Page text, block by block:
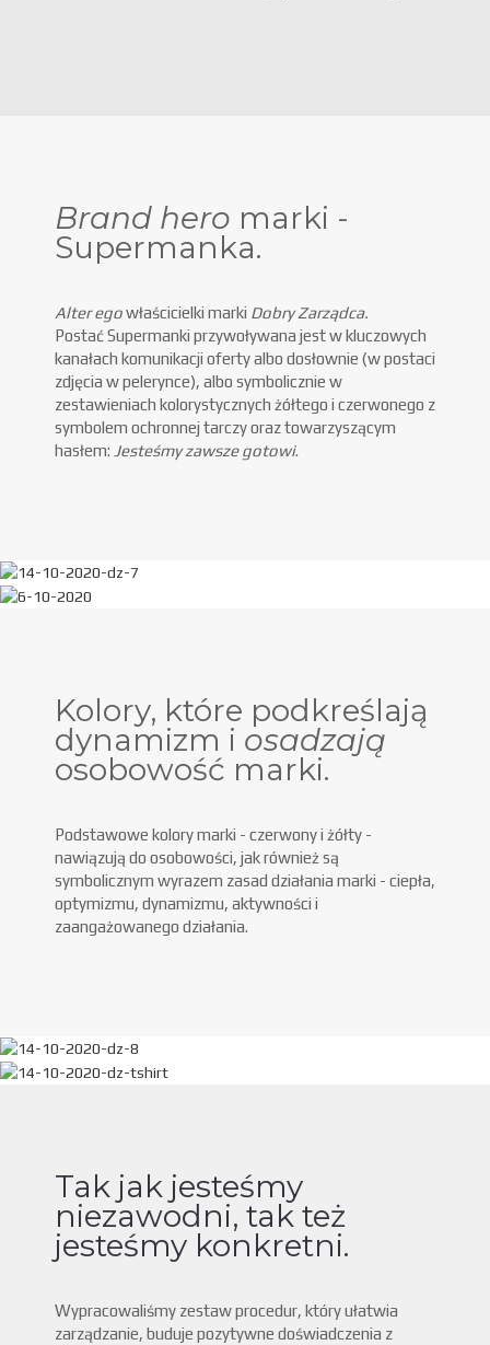
Brand hero marki -
Supermanka.
Alter egowłaścicielki marki Dobry Zarządca.
Postać Supermanki przywoływana jest w kluczowych
kanałach komunikacji oferty albo dosłownie (w postaci
zdjęcia w pelerynce), albo symbolicznie w
zestawieniach kolorystycznych żółtego i czerwonego z
symbolem ochronnej tarczy oraz towarzyszącym
hasłem: Jesteśmy zawsze gotowi.
Kolory, które podkreślają
dynamizm i osadzają
osobowość marki.
Podstawowe kolory marki - czerwony i żółty -
nawiązują do osobowości, jak również są
symbolicznym wyrazem zasad działania marki - ciepła,
optymizmu, dynamizmu, aktywności i
zaangażowanego działania.
Tak jak jesteśmy
niezawodni, tak też
jesteśmy konkretni.
Wypracowaliśmy zestaw procedur, który ułatwia
zarządzanie, buduje pozytywne doświadczenia z